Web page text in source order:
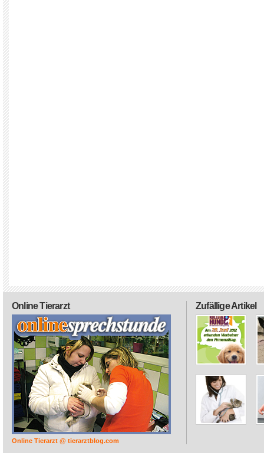
Zufällige Artikel
Online Tierarzt
Online Tierarzt @ tierarztblog.com